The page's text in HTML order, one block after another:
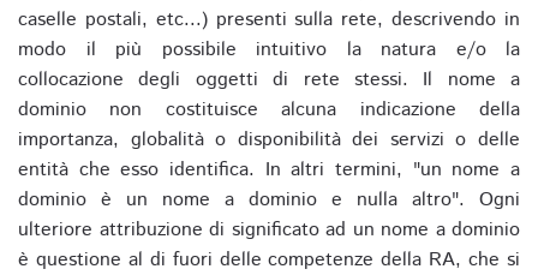
caselle postali, etc...) presenti sulla rete, descrivendo in
modo il più possibile intuitivo la natura e/o la
collocazione degli oggetti di rete stessi. Il nome a
dominio non costituisce alcuna indicazione della
importanza, globalità o disponibilità dei servizi o delle
entità che esso identifica. In altri termini, "un nome a
dominio è un nome a dominio e nulla altro". Ogni
ulteriore attribuzione di significato ad un nome a dominio
è questione al di fuori delle competenze della RA, che si